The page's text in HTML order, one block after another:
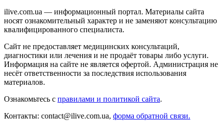
ilive.com.ua — информационный портал. Материалы сайта
носят ознакомительный характер и не заменяют консультацию
квалифицированного специалиста.
Сайт не предоставляет медицинских консультаций,
диагностики или лечения и не продаёт товары либо услуги.
Информация на сайте не является офертой. Администрация не
несёт ответственности за последствия использования
материалов.
Ознакомьтесь с правилами и политикой сайта.
Контакты: contact@ilive.com.ua, форма обратной связи.